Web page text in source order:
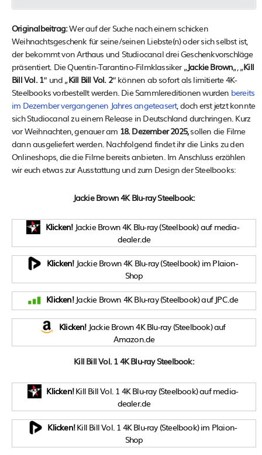
Originalbeitrag:Wer auf der Suche nach einem schicken
Weihnachtsgeschenk für seine/seinen Liebste(n) oder sich selbst ist,
der bekommt von Arthaus und Studiocanal drei Geschenkvorschläge
präsentiert. Die Quentin-Tarantino-Filmklassiker „Jackie Brown„, „Kill
Bill Vol. 1“ und „Kill Bill Vol. 2“ können ab sofort als limitierte 4K-
Steelbooks vorbestellt werden. Die Sammlereditionen wurden bereits
im Dezember vergangenen Jahres angeteasert, doch erst jetzt konnte
sich Studiocanal zu einem Release in Deutschland durchringen. Kurz
vor Weihnachten, genauer am 18. Dezember 2025,sollen die Filme
dann ausgeliefert werden. Nachfolgend findet ihr die Links zu den
Onlineshops, die die Filme bereits anbieten. Im Anschluss erzählen
wir euch etwas zur Ausstattung und zum Design der Steelbooks:
Jackie Brown 4K Blu-ray Steelbook:
Klicken! Jackie Brown 4K Blu-ray (Steelbook) auf media-
dealer.de
Klicken! Jackie Brown 4K Blu-ray (Steelbook) im Plaion-
Shop
Klicken! Jackie Brown 4K Blu-ray (Steelbook) auf JPC.de
Klicken! Jackie Brown 4K Blu-ray (Steelbook) auf
Amazon.de
Kill Bill Vol. 1 4K Blu-ray Steelbook:
Klicken!Kill Bill Vol. 1 4K Blu-ray (Steelbook) auf media-
dealer.de
Klicken!Kill Bill Vol. 1 4K Blu-ray (Steelbook) im Plaion-
Shop